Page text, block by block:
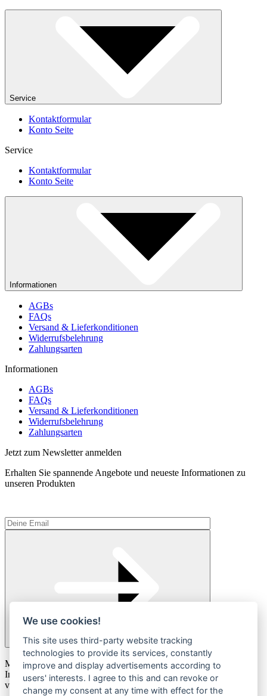
Service
Kontaktformular
Konto Seite
Service
Kontaktformular
Konto Seite
Informationen
AGBs
FAQs
Versand & Lieferkonditionen
Widerrufsbelehrung
Zahlungsarten
Informationen
AGBs
FAQs
Versand & Lieferkonditionen
Widerrufsbelehrung
Zahlungsarten
Jetzt zum Newsletter anmelden
Erhalten Sie spannende Angebote und neueste Informationen zu
unseren Produkten
Please
leave
this
field
Mit der Anmeldung zum Newsletter stimmen Sie zu, dass wir Ihre
Informationen im Rahmen unsererDatenschutzbestimmungen
verarbeiten.
We use cookies!
This site uses third-party website tracking
technologies to provide its services, constantly
improve and display advertisements according to
users' interests. I agree to this and can revoke or
change my consent at any time with effect for the